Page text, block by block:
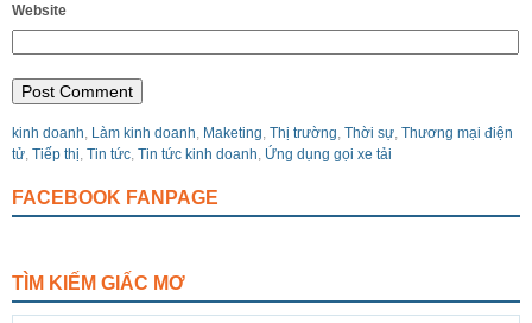
Website
kinh doanh, Làm kinh doanh, Maketing, Thị trường, Thời sự, Thương mại điện
tử, Tiếp thị, Tin tức, Tin tức kinh doanh, Ứng dụng gọi xe tải
FACEBOOK FANPAGE
TÌM KIẾM GIẤC MƠ